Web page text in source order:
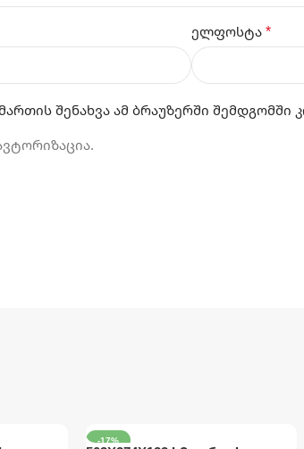
ელფოსტა *
შენახვა ამ ბრაუზერში შემდგომში
-17%